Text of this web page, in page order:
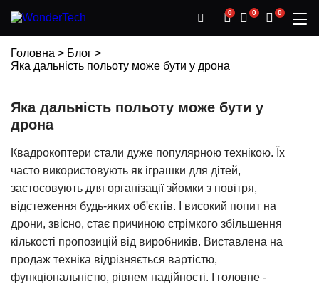
0 0 0
Головна > Блог >
Яка дальність польоту може бути у дрона
Яка дальність польоту може бути у
дрона
Квадрокоптери стали дуже популярною технікою. Їх
часто використовують як іграшки для дітей,
застосовують для організації зйомки з повітря,
відстеження будь-яких об'єктів. І високий попит на
дрони, звісно, стає причиною стрімкого збільшення
кількості пропозицій від виробників. Виставлена на
продаж техніка відрізняється вартістю,
функціональністю, рівнем надійності. І головне -